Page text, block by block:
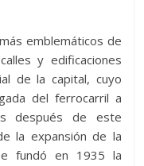
emblemáticos de
y edificaciones
de la capital, cuyo
del ferrocarril a
después de este
la expansión de la
fundó en 1935 la